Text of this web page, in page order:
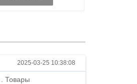
2025-03-25 10:38:08
Товары